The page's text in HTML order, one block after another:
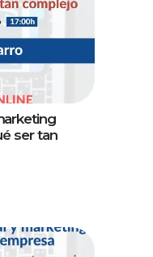
ser tan